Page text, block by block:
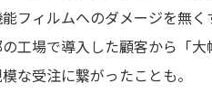
フィルムへのダメージを無
工場で導入した顧客から「
な受注に繋がったことも。